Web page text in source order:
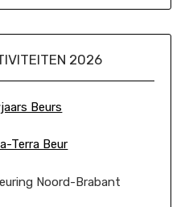
2026
Beurs
Terra Beur
Noord-Brabant